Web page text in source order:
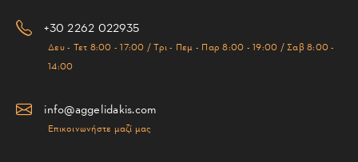
+30 2262 022935
Δευ - Τετ 8:00 - 17:00 / Τρι - Πεμ - Παρ 8:00 - 19:00 / Σαβ 8:00 -
14:00
info@aggelidakis.com
Επικοινωνήστε μαζί μας